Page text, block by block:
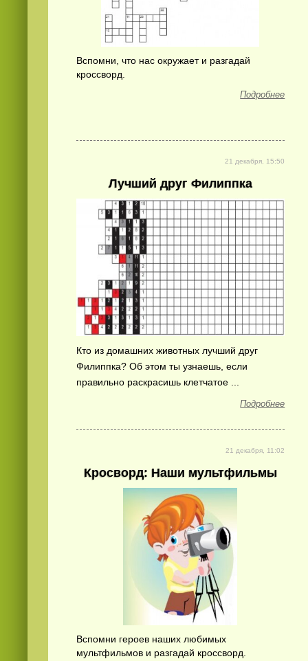
Вспомни, что нас окружает и разгадай
кроссворд.
Подробнее
21 декабря, 15:50
Лучший друг Филиппка
Кто из домашних животных лучший друг
Филиппка? Об этом ты узнаешь, если
правильно раскрасишь клетчатое ...
Подробнее
21 декабря, 11:02
Кросворд: Наши мультфильмы
Вспомни героев наших любимых
мультфильмов и разгадай кроссворд.